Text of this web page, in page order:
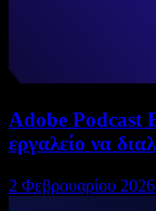
Adobe Podcast
εργαλείο να
2 Φεβρουαρίου 2026